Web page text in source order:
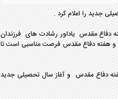
جدید را اعلام کرد .
مقدس یاداور رشادت های فرزندان
و هفته دفاع مقدس فرصت مناسبی است تا
دفاع مقدس و آغاز سال تحصیلی جدید